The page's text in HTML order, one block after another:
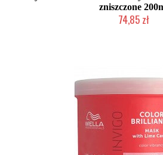
zniszczone
74,85 zł